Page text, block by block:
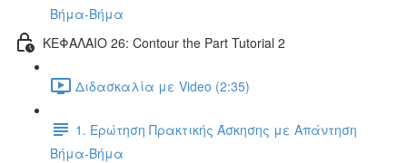
Βήμα-Βήμα
ΚΕΦΑΛΑΙΟ 26: Contour the Part Tutorial 2
Διδασκαλία με Video (2:35)
1. Ερώτηση Πρακτικής Άσκησης με Απάντηση
Βήμα-Βήμα